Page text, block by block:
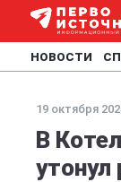
НОВОСТИ
19 октября
В